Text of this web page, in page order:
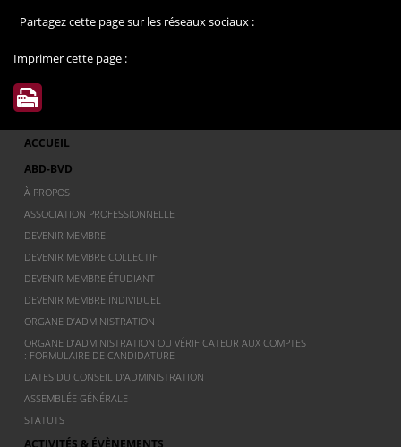
Partagez cette page sur les réseaux sociaux :
Imprimer cette page :
ACCUEIL
ABD-BVD
À PROPOS
ASSOCIATION PROFESSIONNELLE
DEVENIR MEMBRE
DEVENIR MEMBRE COLLECTIF
DEVENIR MEMBRE ÉTUDIANT
DEVENIR MEMBRE INDIVIDUEL
ORGANE D’ADMINISTRATION
ORGANE D’ADMINISTRATION OU VÉRIFICATEUR AUX COMPTES
: FORMULAIRE DE CANDIDATURE
DATES DU CONSEIL D’ADMINISTRATION
ASSEMBLÉE GÉNÉRALE
STATUTS
ACTIVITÉS & ÉVÈNEMENTS